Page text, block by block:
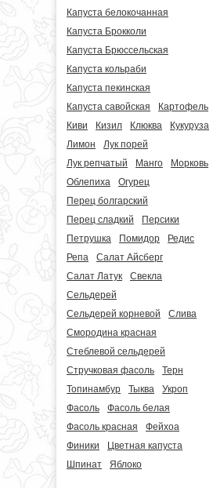
Капуста белокочанная
Капуста Брокколи
Капуста Брюссельская
Капуста кольраби
Капуста пекинская
Капуста савойская
Картофель
Киви
Кизил Клюква
Кукуруза
Лимон
Лук порей
Лук репчатый
Манго
Морковь
Облепиха
Огурец
Перец болгарский
Перец сладкий
Персики
Петрушка
Помидор
Редис
Репа
Салат Айсберг
Салат Латук
Свекла
Сельдерей
Сельдерей корневой
Слива
Смородина красная
Стеблевой сельдерей
Стручковая фасоль
Терн
Топинамбур
Тыква
Укроп
Фасоль
Фасоль белая
Фасоль красная
Фейхоа
Финики
Цветная капуста
Шпинат
Яблоко